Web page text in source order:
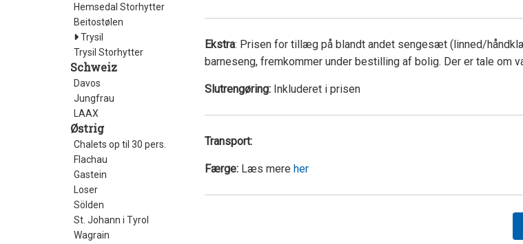
Hemsedal Storhytter
Beitostølen
Trysil
Trysil Storhytter
Schweiz
Davos
Jungfrau
LAAX
Østrig
Chalets op til 30 pers.
Flachau
Gastein
Loser
Sölden
St. Johann i Tyrol
Wagrain
Ekstra: Prisen for tillæg på blandt andet sengesæt (linned/
barneseng, fremkommer under bestilling af bolig. Der er tale om
Slutrengøring: Inkluderet i prisen
Transport:
Færge: Læs mere her